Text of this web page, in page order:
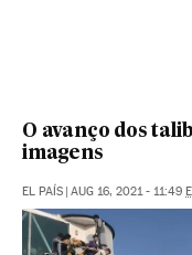
O avanço dos
imagens
EL PAÍS | AUG 16, 2021 - 11:49